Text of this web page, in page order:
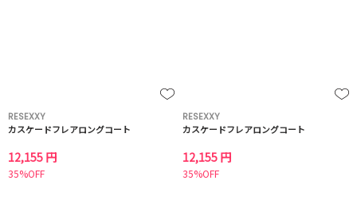
RESEXXY
カスケードフレアロングコート
12,155 円
35%OFF
RESEXXY
カスケードフレアロングコート
12,155 円
35%OFF